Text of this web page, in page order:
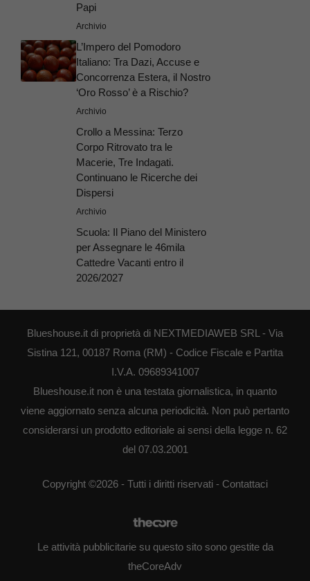
Papi
Archivio
L’Impero del Pomodoro
Italiano: Tra Dazi, Accuse e
Concorrenza Estera, il Nostro
‘Oro Rosso’ è a Rischio?
Archivio
Crollo a Messina: Terzo
Corpo Ritrovato tra le
Macerie, Tre Indagati.
Continuano le Ricerche dei
Dispersi
Archivio
Scuola: Il Piano del Ministero
per Assegnare le 46mila
Cattedre Vacanti entro il
2026/2027
Blueshouse.it di proprietà di NEXTMEDIAWEB SRL - Via
Sistina 121, 00187 Roma (RM) - Codice Fiscale e Partita
I.V.A. 09689341007
Blueshouse.it non è una testata giornalistica, in quanto
viene aggiornato senza alcuna periodicità. Non può pertanto
considerarsi un prodotto editoriale ai sensi della legge n. 62
del 07.03.2001
Copyright ©2026 - Tutti i diritti riservati - Contattaci
Le attività pubblicitarie su questo sito sono gestite da
theCoreAdv